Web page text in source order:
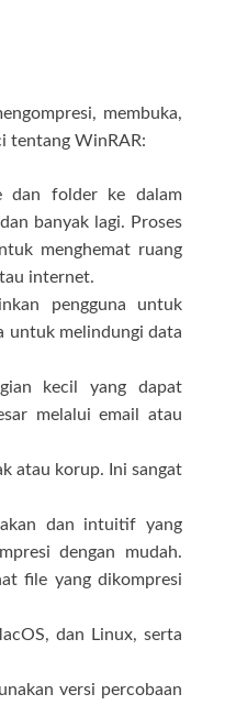
membuka,
tentang WinRAR:
dan folder ke dalam
banyak lagi. Proses
menghemat ruang
internet.
pengguna untuk
untuk melindungi data
kecil yang dapat
melalui email atau
atau korup. Ini sangat
dan intuitif yang
dengan mudah.
file yang dikompresi
dan Linux, serta
versi percobaan